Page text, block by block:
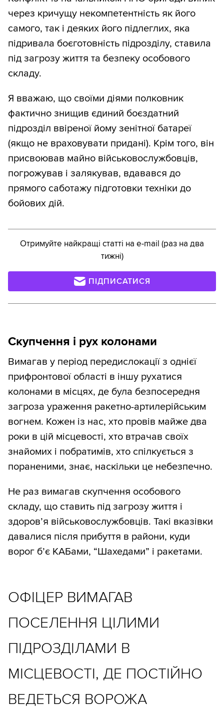
через кричущу некомпетентність як його
самого, так і деяких його підлеглих, яка
підривала боєготовність підрозділу, ставила
під загрозу життя та безпеку особового
складу.
Я вважаю, що своїми діями полковник
фактично знищив єдиний боєздатний
підрозділ ввіреної йому зенітної батареї
(якщо не враховувати придані). Крім того, він
присвоював майно військовослужбовців,
погрожував і залякував, вдавався до
прямого саботажу підготовки техніки до
бойових дій.
Отримуйте найкращі статті на e-mail (раз на два
тижні)
ПІДПИСАТИСЯ
Скупчення і рух колонами
Вимагав у період передислокації з однієї
прифронтової області в іншу рухатися
колонами в місцях, де була безпосередня
загроза ураження ракетно-артилерійським
вогнем. Кожен із нас, хто провів майже два
роки в цій місцевості, хто втрачав своїх
знайомих і побратимів, хто спілкується з
пораненими, знає, наскільки це небезпечно.
Не раз вимагав скупчення особового
складу, що ставить під загрозу життя і
здоров’я військовослужбовців. Такі вказівки
давалися після прибуття в райони, куди
ворог б’є КАБами, “Шахедами” і ракетами.
ОФІЦЕР ВИМАГАВ
ПОСЕЛЕННЯ ЦІЛИМИ
ПІДРОЗДІЛАМИ В
МІСЦЕВОСТІ, ДЕ ПОСТІЙНО
ВЕДЕТЬСЯ ВОРОЖА